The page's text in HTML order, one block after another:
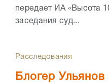
передает ИА «Высота
заседания суд...
Расследования
Блогер